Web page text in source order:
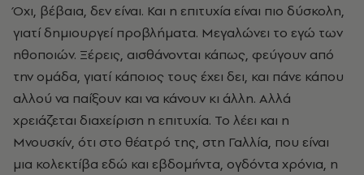
Όχι, βέβαια, δεν είναι. Και η επιτυχία είναι πιο δύσκολη,
γιατί δηµιουργεί προβλήµατα. Μεγαλώνει το εγώ των
ηθοποιών. Ξέρεις, αισθάνονται κάπως, φεύγουν από
την οµάδα, γιατί κάποιος τους έχει δει, και πάνε κάπου
αλλού να παίξουν και να κάνουν κι άλλη. Αλλά
χρειάζεται διαχείριση η επιτυχία. Το λέει και η
Μνουσκίν, ότι στο θέατρό της, στη Γαλλία, που είναι
µια κολεκτίβα εδώ και εβδοµήντα, ογδόντα χρόνια, η